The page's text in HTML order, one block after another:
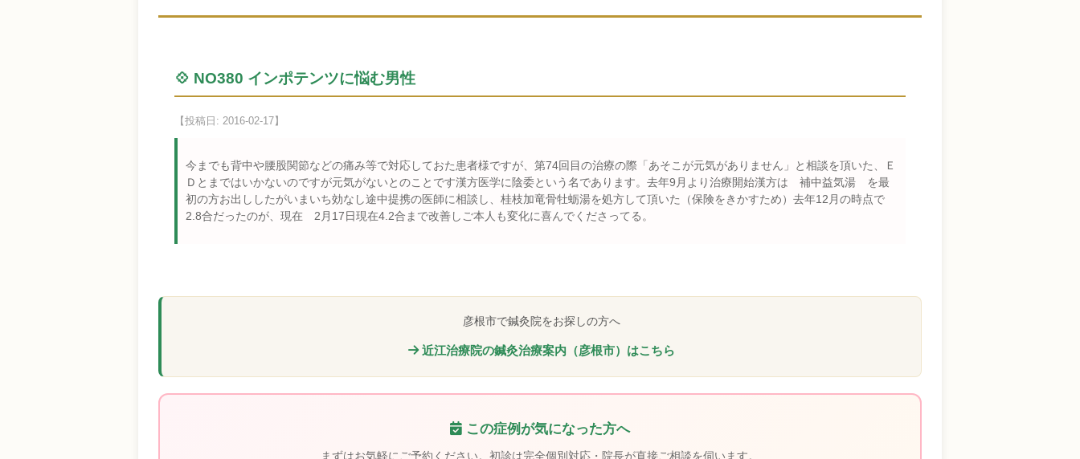
💠 NO380 インポテンツに悩む男性
【投稿日: 2016-02-17】
今までも背中や腰股関節などの痛み等で対応しておた患者様ですが、第74回目の治療の際「あそこが元気がありません」と相談を頂いた、Ｅ
Ｄとまではいかないのですが元気がないとのことです漢方医学に陰委という名であります。去年9月より治療開始漢方は 補中益気湯 を最
初の方お出ししたがいまいち効なし途中提携の医師に相談し、桂枝加竜骨牡蛎湯を処方して頂いた（保険をきかすため）去年12月の時点で
2.8合だったのが、現在 2月17日現在4.2合まで改善しご本人も変化に喜んでくださってる。
彦根市で鍼灸院をお探しの方へ
近江治療院の鍼灸治療案内（彦根市）はこちら
この症例が気になった方へ
まずはお気軽にご予約ください。初診は完全個別対応・院長が直接ご相談を伺います。